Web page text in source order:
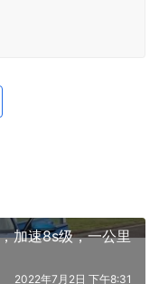
加速8s级，一公里
2022年7月2日 下午8:31